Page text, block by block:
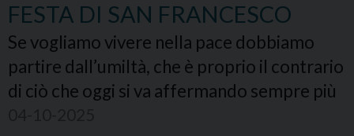
FESTA DI SAN FRANCESCO
Se vogliamo vivere nella pace dobbiamo
partire dall’umiltà, che è proprio il contrario
di ciò che oggi si va affermando sempre più